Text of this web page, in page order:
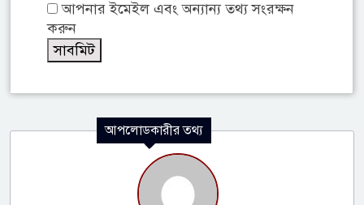
আপনার ইমেইল এবং অন্যান্য তথ্য সংরক্ষন
করুন
আপলোডকারীর তথ্য